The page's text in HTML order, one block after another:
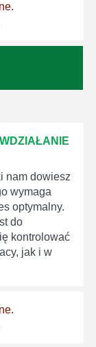
nam dowiesz
wymaga
optymalny.
do
kontrolować
jak i w